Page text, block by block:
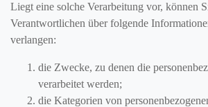
Liegt eine solche Verarbeitung vor, können
Verantwortlichen über folgende
verlangen:
die Zwecke, zu denen die
verarbeitet werden;
die Kategorien von